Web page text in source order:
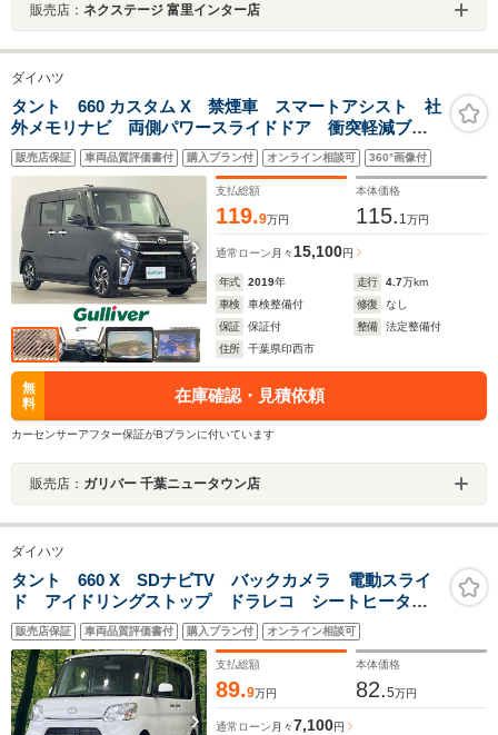
販売店： ネクステージ 富里インター店
ダイハツ
タント 660 カスタム X 禁煙車 スマートアシスト 社
外メモリナビ 両側パワースライドドア 衝突軽減ブレ
ーキ レーンキープアシスト バックカメラ LEDオー
トライト ハーフレザーシート 純正14AW アイドリン
グストップ
販売店保証 車両品質評価書付 購入プラン付 オンライン相談可 360°画像付
支払総額
119.9万円
本体価格
115. 1万円
通常ローン 月々 15,100円
年式 2019年 走行 4.7万km
車検
車検整備付 修復
なし
保証
保証付 整備
法定整備付
住所
千葉県印西市
無
料
在庫確認・見積依頼
カーセンサーアフター保証がBプランに付いています
販売店： ガリバー 千葉ニュータウン店
ダイハツ
タント 660 X SDナビTV バックカメラ 電動スライ
ド アイドリングストップ ドラレコ シートヒータ
ー スマートキー オートライト オートエアコン 運
転席シートリフター 電動格納ドアミラー 前席アーム
レスト ETC
販売店保証 車両品質評価書付 購入プラン付 オンライン相談可
支払総額
89.9万円
本体価格
82.5万円
通常ローン 月々7,100円